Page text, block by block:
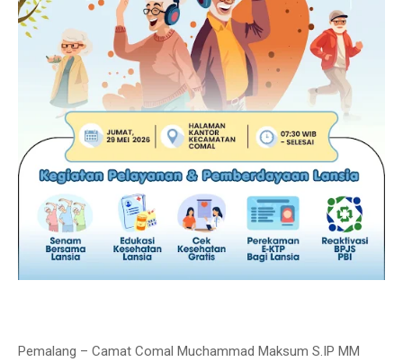
Pemalang – Camat Comal Muchammad Maksum S.IP MM